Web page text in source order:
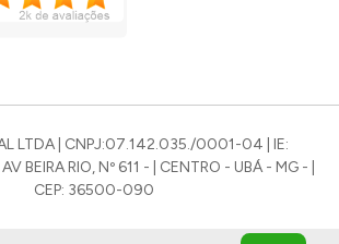
LTDA | CNPJ:07.142.035./0001-04 | IE:
RIO, Nº 611 - | CENTRO - UBÁ - MG - |
CEP: 36500-090